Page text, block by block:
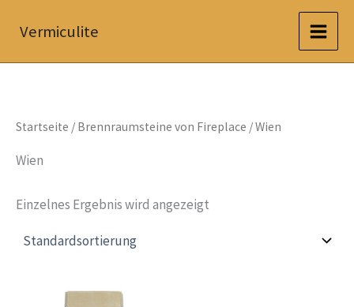
InhaltVermiculite
Startseite / Brennraumsteine von Fireplace / Wien
Wien
Einzelnes Ergebnis wird angezeigt